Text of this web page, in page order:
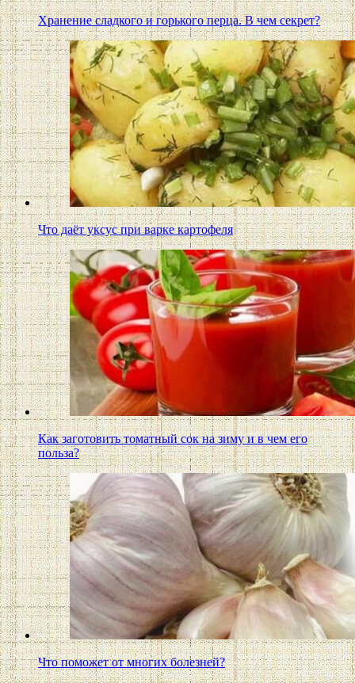
Хранение сладкого и горького перца. В чем секрет?
Что даёт уксус при варке картофеля
Как заготовить томатный сок на зиму и в чем его
польза?
Что поможет от многих болезней?